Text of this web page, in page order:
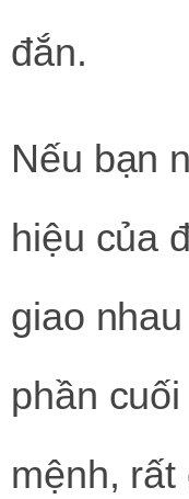
đắn.
Nếu bạn
hiệu của
giao
phần
mệnh, rất